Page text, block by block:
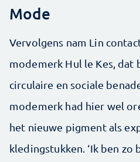
Mode
Vervolgens nam Lin
modemerk Hul le Kes, dat
circulaire en sociale
modemerk had hier wel
het nieuwe pigment als
kledingstukken. ‘Ik ben zo